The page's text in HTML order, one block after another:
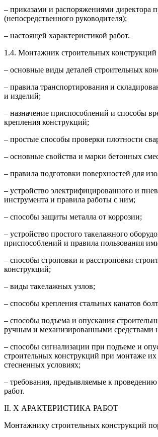
– приказами и распоряжениями директора
(непосредственного руководителя);
– настоящей характеристикой работ.
1.4. Монтажник строительных конструкций
– основные виды деталей строительных
– правила транспортирования и
и изделий;
– назначение приспособлений и способы
крепления конструкций;
– простые способы проверки плотности
– основные свойства и марки бетонных
– правила подготовки поверхностей для
– устройство электрифицированного и
инструмента и правила работы с ним;
– способы защиты металла от коррозии;
– устройство простого такелажного
приспособлений и правила пользования
– способы строповки и расстроповки
конструкций;
– виды такелажных узлов;
– способы крепления стальных канатов
– способы подъема и опускания
ручным и механизированными средствами
– способы сигнализации при подъеме и
строительных конструкций при монтаже
стесненных условиях;
– требования, предъявляемые к
работ.
II. Х АРАКТЕРИСТИКА РАБОТ
Монтажнику строительных конструкций